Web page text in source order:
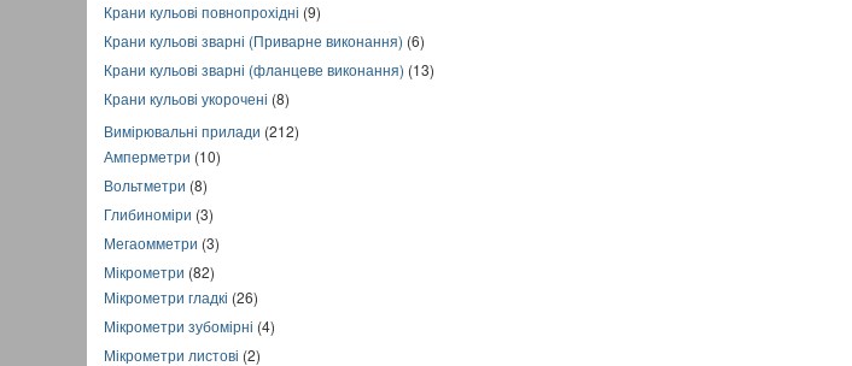
Крани кульові повнопрохідні (9)
Крани кульові зварні (Приварне виконання) (6)
Крани кульові зварні (фланцеве виконання) (13)
Крани кульові укорочені (8)
Вимірювальні прилади (212)
Амперметри (10)
Вольтметри (8)
Глибиноміри (3)
Мегаомметри (3)
Мікрометри (82)
Мікрометри гладкі (26)
Мікрометри зубомірні (4)
Мікрометри листові (2)